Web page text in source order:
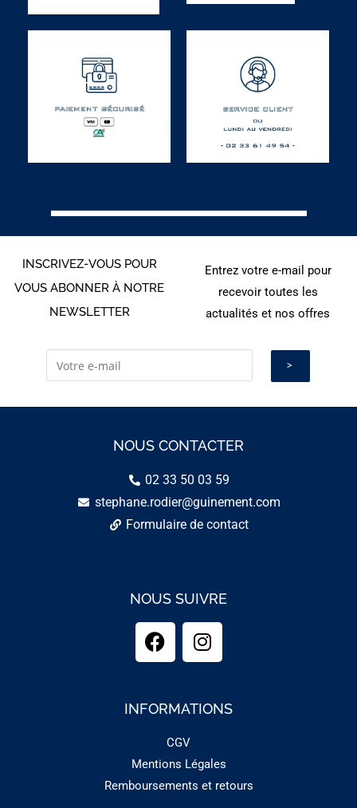
INSCRIVEZ-VOUS POUR
VOUS ABONNER À NOTRE
NEWSLETTER
Entrez votre e-mail pour
recevoir toutes les
actualités et nos offres
NOUS CONTACTER
02 33 50 03 59
stephane.rodier@guinement.com
Formulaire de contact
NOUS SUIVRE
INFORMATIONS
CGV
Mentions Légales
Remboursements et retours